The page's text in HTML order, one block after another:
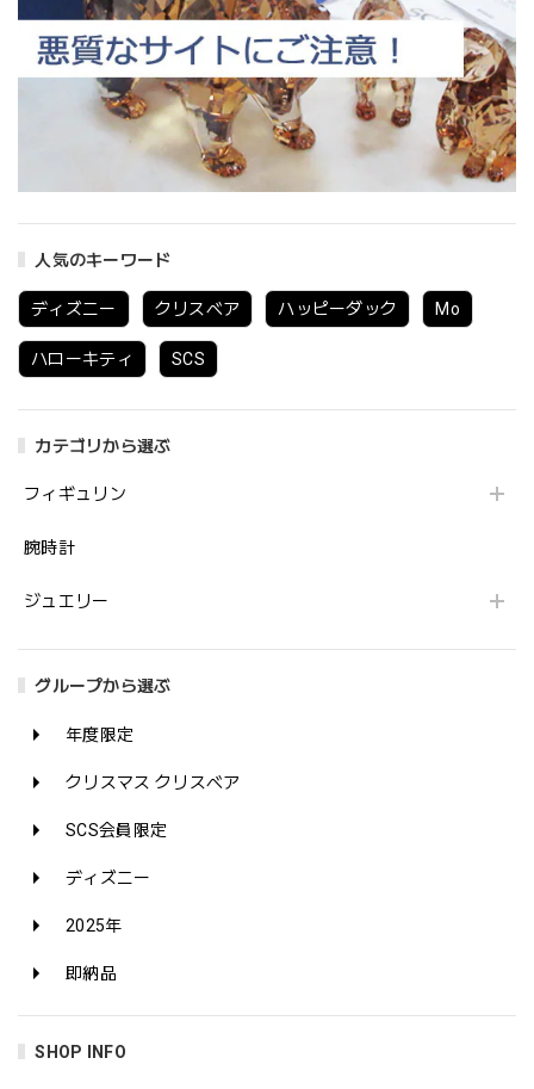
人気のキーワード
ディズニー クリスベア ハッピーダック Mo
ハローキティ SCS
カテゴリから選ぶ
フィギュリン
腕時計
ジュエリー
グループから選ぶ
年度限定
クリスマス クリスベア
SCS会員限定
ディズニー
2025年
即納品
SHOP INFO